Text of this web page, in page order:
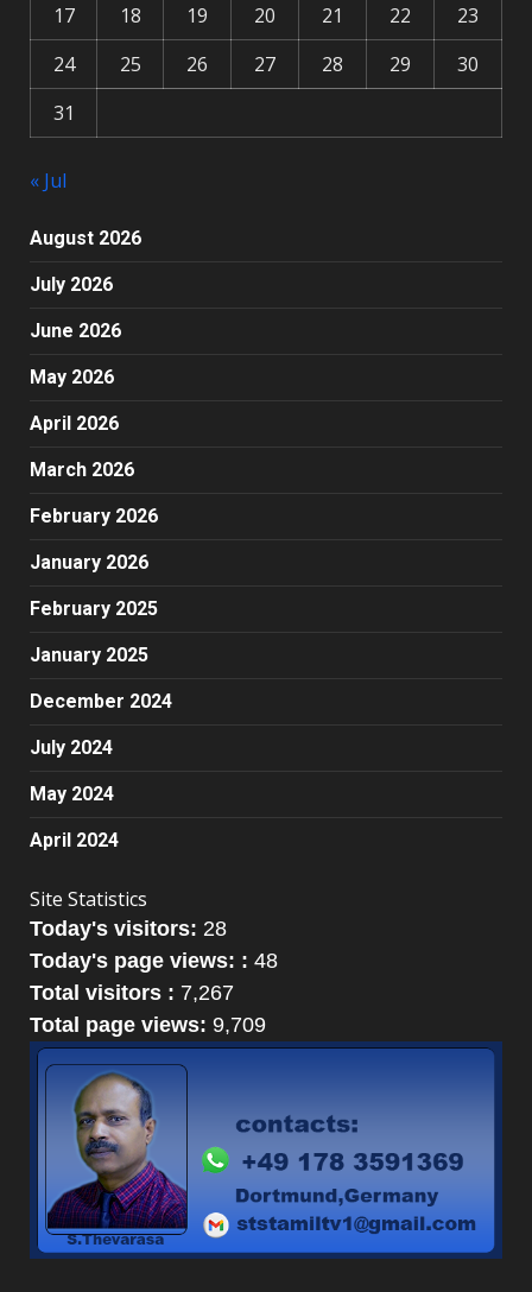
17
18 19 20 21 22
23
24
25 26 27 28 29
30
31
« Jul
August 2026
July 2026
June 2026
May 2026
April 2026
March 2026
February 2026
January 2026
February 2025
January 2025
December 2024
July 2024
May 2024
April 2024
Site Statistics
Today's visitors: 28
Today's page views: : 48
Total visitors : 7,267
Total page views: 9,709